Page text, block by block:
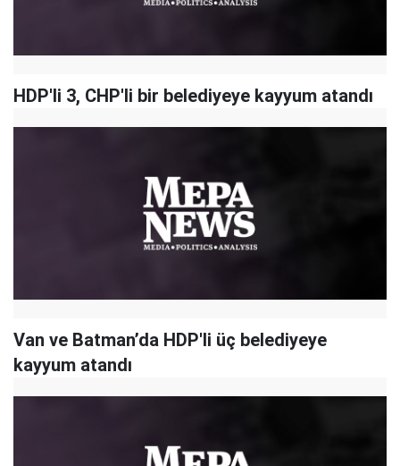
HDP'li 3, CHP'li bir belediyeye kayyum atandı
Van ve Batman’da HDP'li üç belediyeye
kayyum atandı